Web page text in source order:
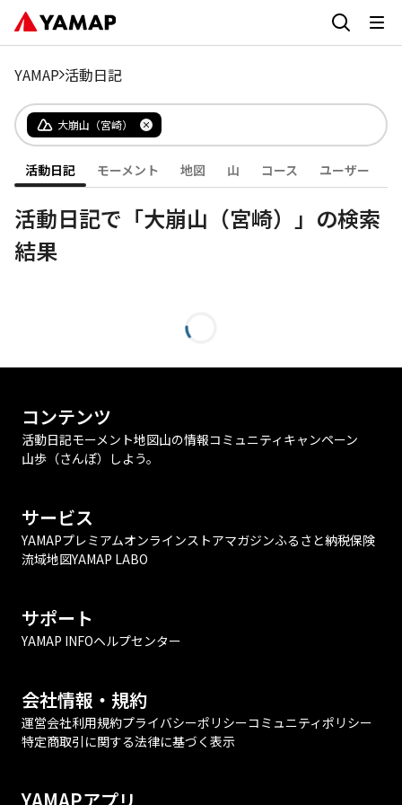
YAMAP 活動日記
大崩山（宮崎）
活動日記 モーメント 地図 山 コース ユーザー
活動日記で「大崩山（宮崎）」の検索
結果
コンテンツ
活動日記モーメント地図山の情報コミュニティ キャンペーン
山歩（さんぽ）しよう。
サービス
YAMAPプレミアムオンラインストアマガジンふるさと納税保険
流域地図YAMAP LABO
サポート
YAMAP INFOヘルプセンター
会社情報・規約
運営会社利用規約プライバシーポリシーコミュニティポリシー
特定商取引に関する法律に基づく表示